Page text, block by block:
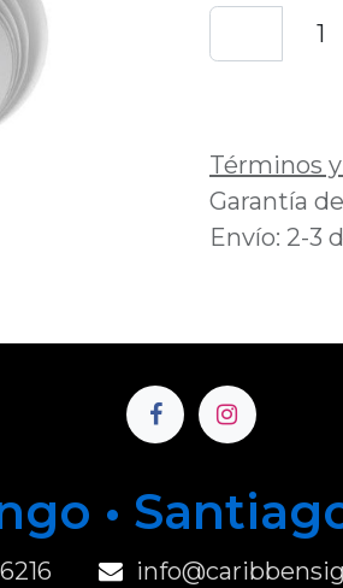
Términos
Garantía
Envío: 2-3
•